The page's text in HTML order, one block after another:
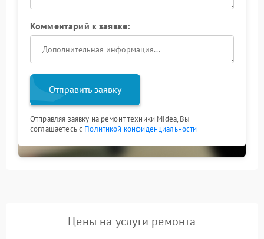
Комментарий к заявке:
Отправить заявку
Отправляя заявку на ремонт техники Midea, Вы
соглашаетесь с Политикой конфиденциальности
Цены на услуги ремонта